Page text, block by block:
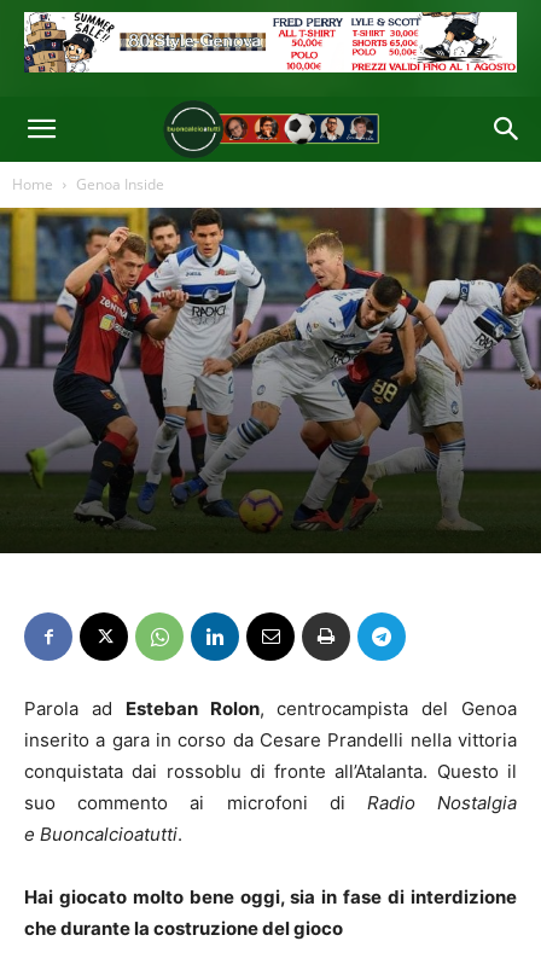
Home Genoa Inside
Parola ad Esteban Rolon, centrocampista del Genoa
inserito a gara in corso da Cesare Prandelli nella vittoria
conquistata dai rossoblu di fronte all’Atalanta. Questo il
suo commento ai microfoni di Radio Nostalgia
e Buoncalcioatutti.
Hai giocato molto bene oggi, sia in fase di interdizione
che durante la costruzione del gioco